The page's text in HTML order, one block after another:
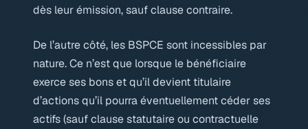
dès leur émission, sauf clause contraire.
De l’autre côté, les BSPCE sont incessibles par
nature. Ce n’est que lorsque le bénéficiaire
exerce ses bons et qu’il devient titulaire
d’actions qu’il pourra éventuellement céder ses
actifs (sauf clause statutaire ou contractuelle